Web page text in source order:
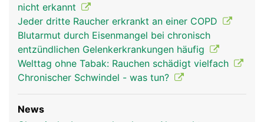
nicht erkannt
Jeder dritte Raucher erkrankt an einer COPD
Blutarmut durch Eisenmangel bei chronisch
entzündlichen Gelenkerkrankungen häufig
Welttag ohne Tabak: Rauchen schädigt vielfach
Chronischer Schwindel - was tun?
News